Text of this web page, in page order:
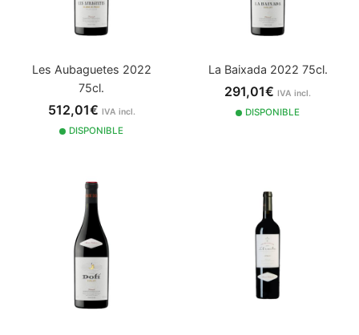
Les Aubaguetes 2022
75cl.
512,01€ IVA incl.
DISPONIBLE
La Baixada 2022 75cl.
291,01€ IVA incl.
DISPONIBLE